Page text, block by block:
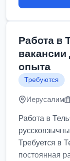
Работа в
опыта
Требуются
Иерусалим
Работа в
Требуется в
постоянная